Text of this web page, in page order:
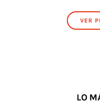
VER
LO